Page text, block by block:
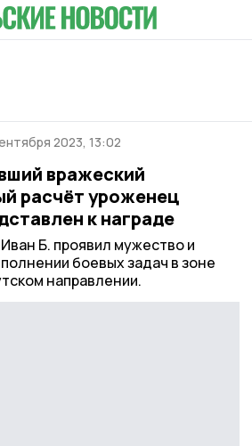
2023, 13:02
вражеский
расчёт уроженец
к награде
Б. проявил мужество и
боевых задач в зоне
направлении.